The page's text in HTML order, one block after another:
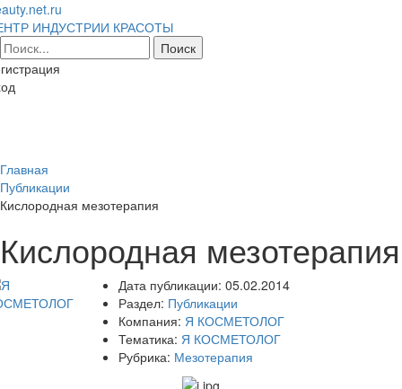
ИНДУСТРИИ КРАСОТЫ
Главная
Публикации
Кислородная мезотерапия
Кислородная мезотерапия
Дата публикации: 05.02.2014
Раздел: Публикации
Компания: Я КОСМЕТОЛОГ
Тематика: Я КОСМЕТОЛОГ
Рубрика: Мезотерапия